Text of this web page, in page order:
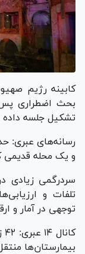
کابینه رژیم
بحث اضطراری پس
تشکیل جلسه
و یک محله قدیمی
سردرگمی زیادی
تلفات و
توجهی در آمار و
بیمارستان‌ها